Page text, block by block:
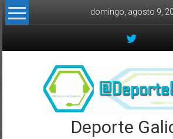
Skip to content
domingo, agosto 9,
Deporte